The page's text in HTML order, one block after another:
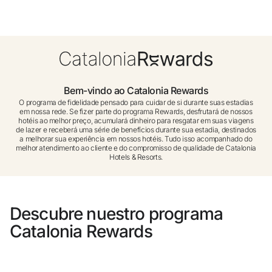
Desfrute dos benefícios de fazer parte de
O melhor preço garantido
Upgrade gratuito
Bem-vindo ao Catalonia Rewards
O programa de fidelidade pensado para cuidar de si durante suas estadias
em nossa rede. Se fizer parte do programa Rewards, desfrutará de nossos
hotéis ao melhor preço, acumulará dinheiro para resgatar em suas viagens
de lazer e receberá uma série de benefícios durante sua estadia, destinados
a melhorar sua experiência em nossos hotéis. Tudo isso acompanhado do
melhor atendimento ao cliente e do compromisso de qualidade de Catalonia
Hotels & Resorts.
Descubre nuestro programa
Catalonia Rewards